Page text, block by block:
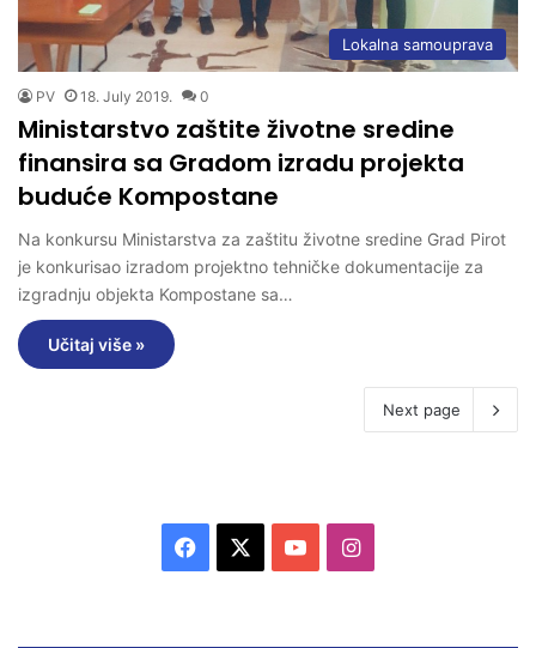
Lokalna samouprava
PV 18. July 2019. 0
Ministarstvo zaštite životne sredine
finansira sa Gradom izradu projekta
buduće Kompostane
Na konkursu Ministarstva za zaštitu životne sredine Grad Pirot
je konkurisao izradom projektno tehničke dokumentacije za
izgradnju objekta Kompostane sa…
Učitaj više »
Next page
c
u
I
s